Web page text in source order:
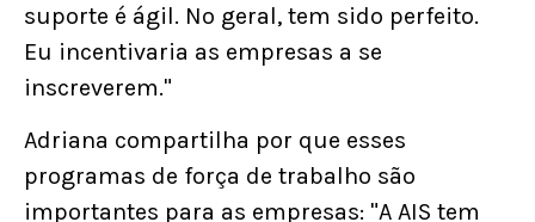
suporte é ágil. No geral, tem sido perfeito.
Eu incentivaria as empresas a se
inscreverem."
Adriana compartilha por que esses
programas de força de trabalho são
importantes para as empresas: "A AIS tem